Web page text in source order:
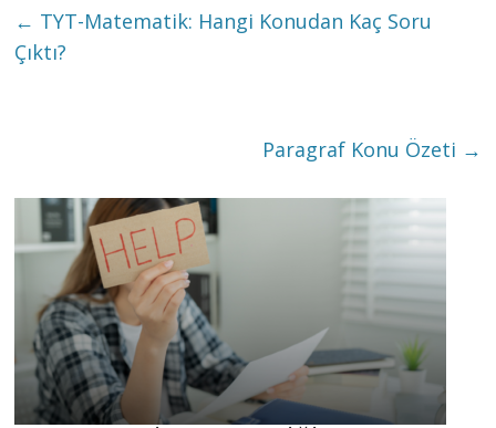
← TYT-Matematik: Hangi Konudan Kaç Soru
Çıktı?
Paragraf Konu Özeti →